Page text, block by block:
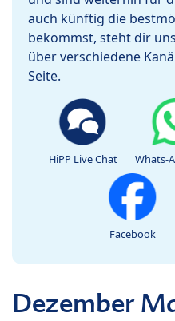
auch künftig die
bekommst, steht dir
über verschiedene
Seite.
HiPP Live Chat Whats-
Facebook
Dezember